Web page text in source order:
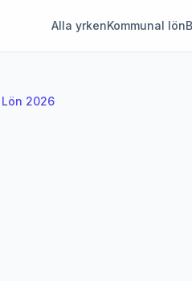
Alla yrkenKommunal lön
2026